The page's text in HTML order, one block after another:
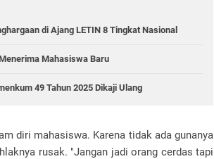
di Ajang LETIN 8 Tingkat Nasional
Mahasiswa Baru
49 Tahun 2025 Dikaji Ulang
diri mahasiswa. Karena tidak ada gunanya
rusak. "Jangan jadi orang cerdas tapi